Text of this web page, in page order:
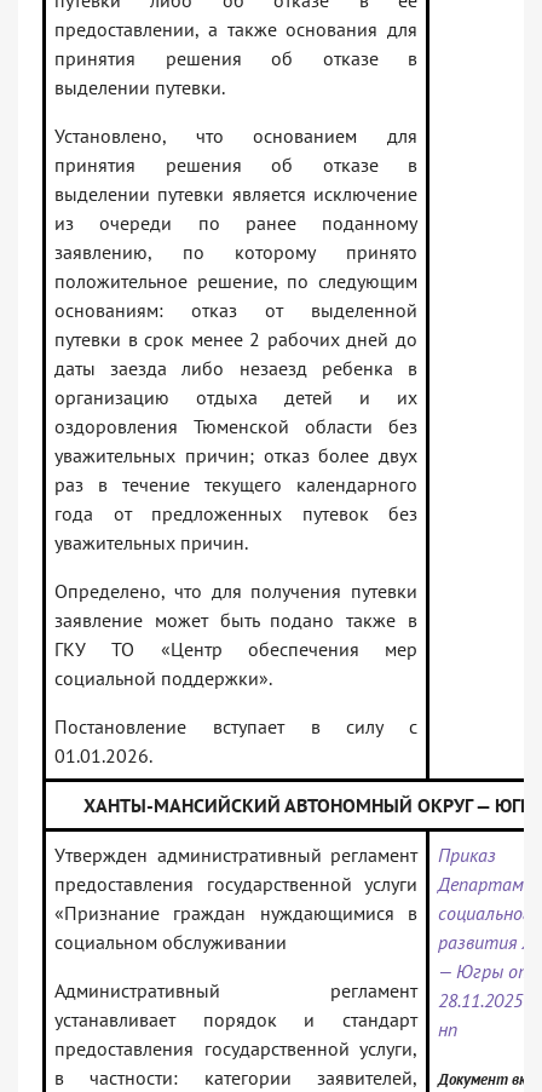
предоставлении, а также основания для
принятия решения об отказе в
выделении путевки.
Установлено, что основанием для
принятия решения об отказе в
выделении путевки является исключение
из очереди по ранее поданному
заявлению, по которому принято
положительное решение, по следующим
основаниям: отказ от выделенной
путевки в срок менее 2 рабочих дней до
даты заезда либо незаезд ребенка в
организацию отдыха детей и их
оздоровления Тюменской области без
уважительных причин; отказ более двух
раз в течение текущего календарного
года от предложенных путевок без
уважительных причин.
Определено, что для получения путевки
заявление может быть подано также в
ГКУ ТО «Центр обеспечения мер
социальной поддержки».
Постановление вступает в силу с
01.01.2026.
ХАНТЫ-МАНСИЙСКИЙ АВТОНОМНЫЙ ОКРУГ — ЮГРА
Утвержден административный регламент
предоставления государственной услуги
«Признание граждан нуждающимися в
социальном обслуживании
Административный регламент
устанавливает порядок и стандарт
предоставления государственной услуги,
в частности: категории заявителей,
Приказ
социального
развития
— Югры от
28.11.2025
нп
Документ